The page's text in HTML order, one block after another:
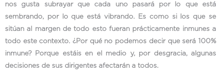
nos gusta subrayar que cada uno pasará por lo que está
sembrando, por lo que está vibrando. Es como si los que se
sitúan al margen de todo esto fueran prácticamente inmunes a
todo este contexto. ¿Por qué no podemos decir que será 100%
inmune? Porque estáis en el medio y, por desgracia, algunas
decisiones de sus dirigentes afectarán a todos.